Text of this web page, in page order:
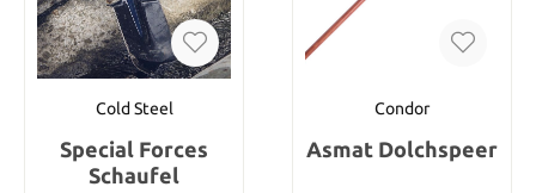
Cold Steel
Special Forces
Schaufel
Condor
Asmat Dolchspeer